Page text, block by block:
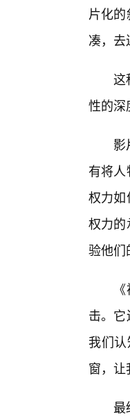
片化
凑，
这
性的深
影
有将
权力
权力
验他们
击。
我们
窗，
最